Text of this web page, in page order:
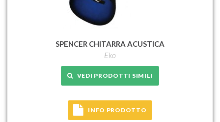
SPENCER CHITARRA ACUSTICA
Eko
VEDI PRODOTTI SIMILI
INFO PRODOTTO